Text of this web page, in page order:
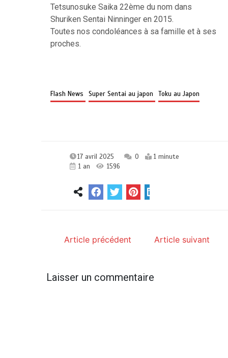
Tetsunosuke Saika 22ème du nom dans
Shuriken Sentai Ninninger en 2015.
Toutes nos condoléances à sa famille et à ses
proches.
Flash News Super Sentai au japon Toku au Japon
17 avril 2025 0
1 minute
1 an
1596
Article précédent Article suivant
Laisser un commentaire